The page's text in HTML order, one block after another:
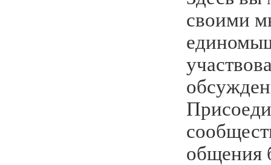
своими
общения